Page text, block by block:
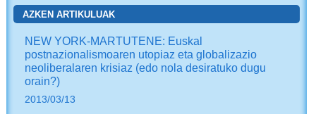
AZKEN ARTIKULUAK
NEW YORK-MARTUTENE: Euskal
postnazionalismoaren utopiaz eta globalizazio
neoliberalaren krisiaz (edo nola desiratuko dugu
orain?)
2013/03/13